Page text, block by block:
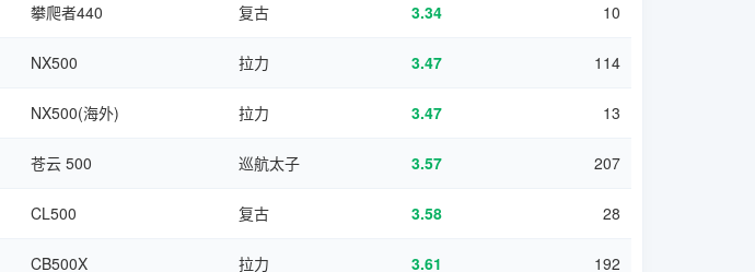
攀爬者440 复古 3.34 10
NX500 拉力 3.47 114
NX500(海外) 拉力 3.47 13
苍云 500 巡航太子 3.57 207
CL500 复古 3.58 28
CB500X 拉力 3.61 192